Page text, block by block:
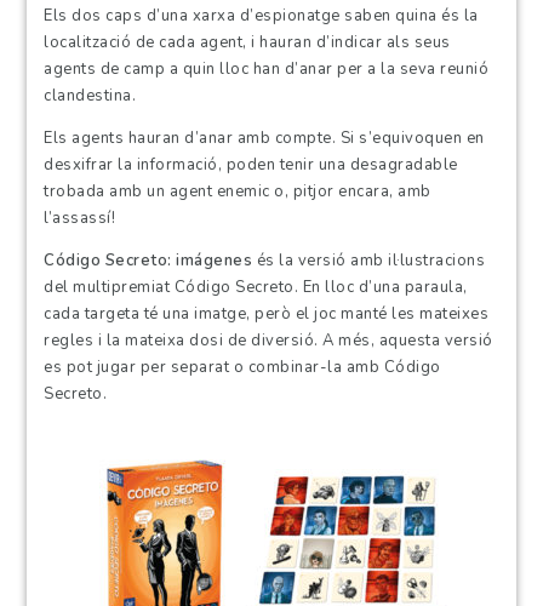
Els dos caps d’una xarxa d’espionatge saben quina és la
localització de cada agent, i hauran d’indicar als seus
agents de camp a quin lloc han d’anar per a la seva reunió
clandestina.
Els agents hauran d’anar amb compte. Si s’equivoquen en
desxifrar la informació, poden tenir una desagradable
trobada amb un agent enemic o, pitjor encara, amb
l’assassí!
Código Secreto: imágenes és la versió amb il·lustracions
del multipremiat Código Secreto. En lloc d’una paraula,
cada targeta té una imatge, però el joc manté les mateixes
regles i la mateixa dosi de diversió. A més, aquesta versió
es pot jugar per separat o combinar-la amb Código
Secreto.